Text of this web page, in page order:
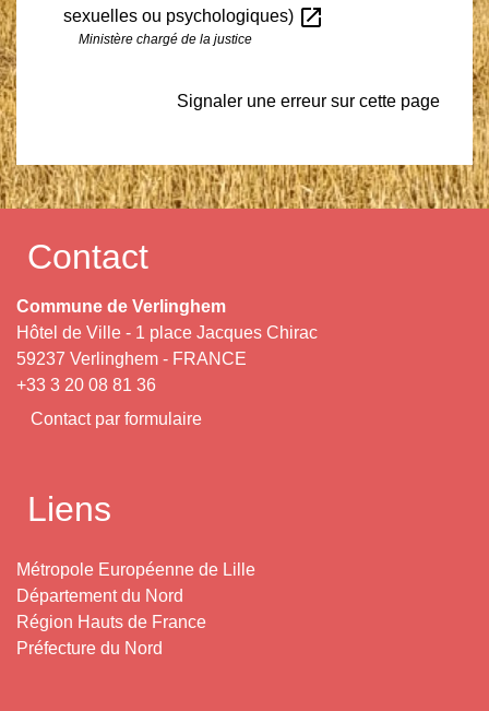
sexuelles ou psychologiques) open_in_new
Ministère chargé de la justice
Signaler une erreur sur cette page
Contact
Commune de Verlinghem
Hôtel de Ville - 1 place Jacques Chirac
59237 Verlinghem - FRANCE
+33 3 20 08 81 36
Contact par formulaire
Liens
Métropole Européenne de Lille
Département du Nord
Région Hauts de France
Préfecture du Nord